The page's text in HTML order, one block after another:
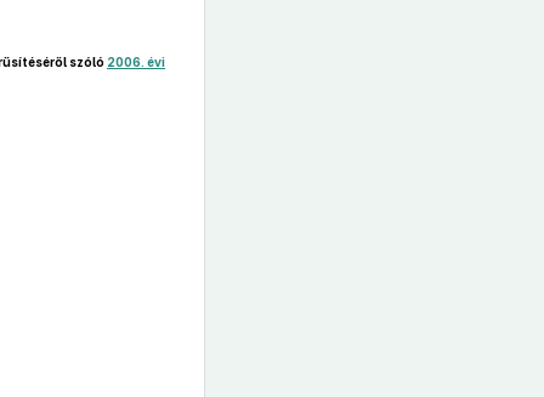
szóló 2006. évi